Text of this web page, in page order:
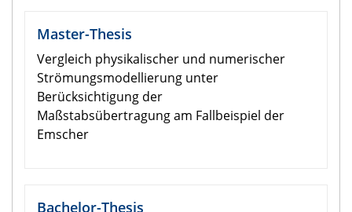
Master-Thesis
Vergleich physikalischer und numerischer
Strömungsmodellierung unter
Berücksichtigung der
Maßstabsübertragung am Fallbeispiel der
Emscher
Bachelor-Thesis